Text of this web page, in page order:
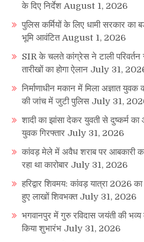
के दिए निर्देश August 1, 2026
पुलिस कर्मियों के लिए धामी सरकार का
भूमि आवंटित August 1, 2026
SIR के चलते कांग्रेस ने टाली
तारीखों का होगा ऐलान July 31,
निर्माणाधीन मकान में मिला अज्ञात
की जांच में जुटी पुलिस July 31,
शादी का झांसा देकर युवती से दुष्कर्म
युवक गिरफ्तार July 31, 2026
कांवड़ मेले में अवैध शराब पर आबकारी
रहा था कारोबार July 31, 2026
हरिद्वार शिवमय: कांवड़ यात्रा 2026
हुए लाखों शिवभक्त July 31, 2026
भगवानपुर में गुरु रविदास जयंती की
किया शुभारंभ July 31, 2026